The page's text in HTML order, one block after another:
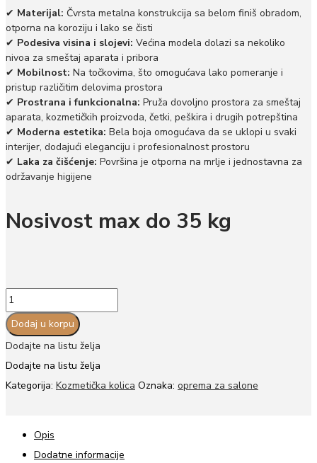
✔ Materijal: Čvrsta metalna konstrukcija sa belom finiš obradom,
otporna na koroziju i lako se čisti
✔ Podesiva visina i slojevi: Većina modela dolazi sa nekoliko
nivoa za smeštaj aparata i pribora
✔ Mobilnost: Na točkovima, što omogućava lako pomeranje i
pristup različitim delovima prostora
✔ Prostrana i funkcionalna: Pruža dovoljno prostora za smeštaj
aparata, kozmetičkih proizvoda, četki, peškira i drugih potrepština
✔ Moderna estetika: Bela boja omogućava da se uklopi u svaki
interijer, dodajući eleganciju i profesionalnost prostoru
✔ Laka za čišćenje: Površina je otporna na mrlje i jednostavna za
održavanje higijene
Nosivost max do 35 kg
Metalna
kolica
za
Dodaj u korpu
Dodajte na listu želja
Dodajte na listu želja
Kategorija: Kozmetička kolica Oznaka: oprema za salone
Opis
Dodatne informacije